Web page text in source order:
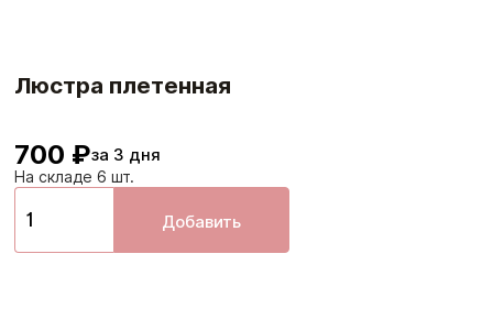
Люстра плетенная
700 ₽за 3 дня
На складе 6 шт.
Добавить